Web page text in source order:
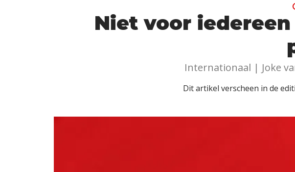
Niet voor
Internationaal | Joke
Dit artikel verscheen in de